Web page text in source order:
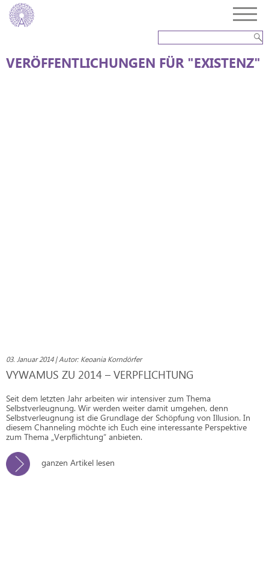
VERÖFFENTLICHUNGEN FÜR "EXISTENZ"
03. Januar 2014 | Autor: Keoania Korndörfer
VYWAMUS ZU 2014 – VERPFLICHTUNG
Seit dem letzten Jahr arbeiten wir intensiver zum Thema
Selbstverleugnung. Wir werden weiter damit umgehen, denn
Selbstverleugnung ist die Grundlage der Schöpfung von Illusion. In
diesem Channeling möchte ich Euch eine interessante Perspektive
zum Thema „Verpflichtung“ anbieten.
ganzen Artikel lesen